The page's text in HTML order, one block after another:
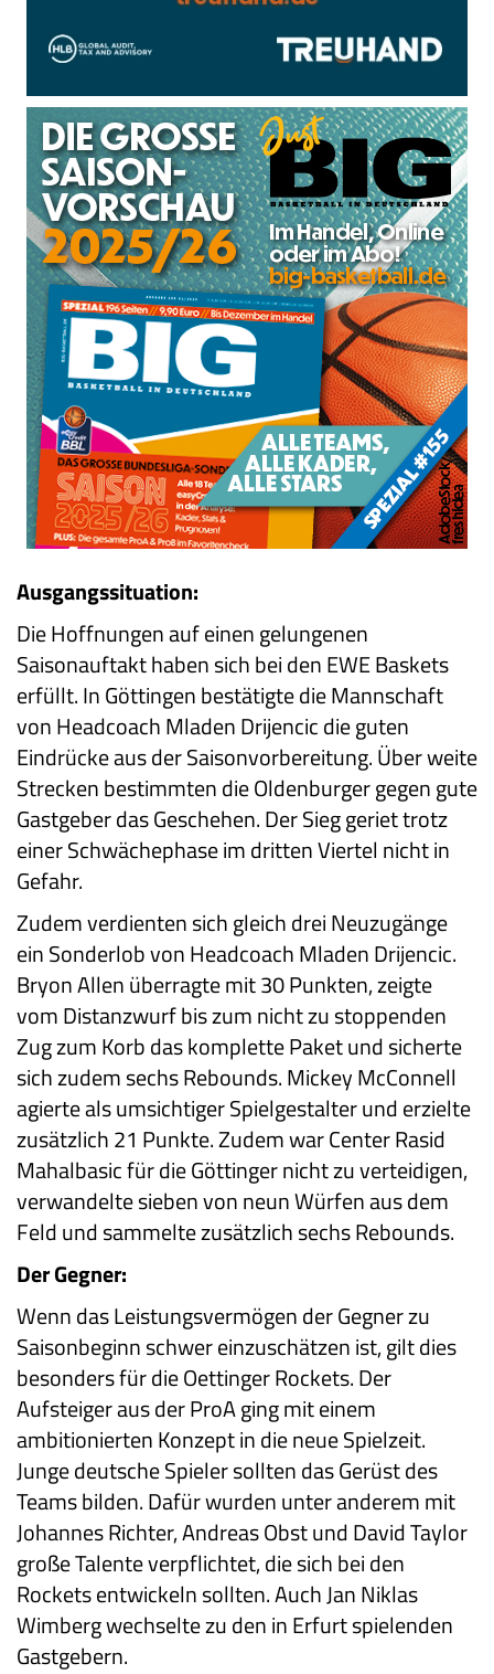
Ausgangssituation:
Die Hoffnungen auf einen gelungenen
Saisonauftakt haben sich bei den EWE Baskets
erfüllt. In Göttingen bestätigte die Mannschaft
von Headcoach Mladen Drijencic die guten
Eindrücke aus der Saisonvorbereitung. Über weite
Strecken bestimmten die Oldenburger gegen gute
Gastgeber das Geschehen. Der Sieg geriet trotz
einer Schwächephase im dritten Viertel nicht in
Gefahr.
Zudem verdienten sich gleich drei Neuzugänge
ein Sonderlob von Headcoach Mladen Drijencic.
Bryon Allen überragte mit 30 Punkten, zeigte
vom Distanzwurf bis zum nicht zu stoppenden
Zug zum Korb das komplette Paket und sicherte
sich zudem sechs Rebounds. Mickey McConnell
agierte als umsichtiger Spielgestalter und erzielte
zusätzlich 21 Punkte. Zudem war Center Rasid
Mahalbasic für die Göttinger nicht zu verteidigen,
verwandelte sieben von neun Würfen aus dem
Feld und sammelte zusätzlich sechs Rebounds.
Der Gegner:
Wenn das Leistungsvermögen der Gegner zu
Saisonbeginn schwer einzuschätzen ist, gilt dies
besonders für die Oettinger Rockets. Der
Aufsteiger aus der ProA ging mit einem
ambitionierten Konzept in die neue Spielzeit.
Junge deutsche Spieler sollten das Gerüst des
Teams bilden. Dafür wurden unter anderem mit
Johannes Richter, Andreas Obst und David Taylor
große Talente verpflichtet, die sich bei den
Rockets entwickeln sollten. Auch Jan Niklas
Wimberg wechselte zu den in Erfurt spielenden
Gastgebern.